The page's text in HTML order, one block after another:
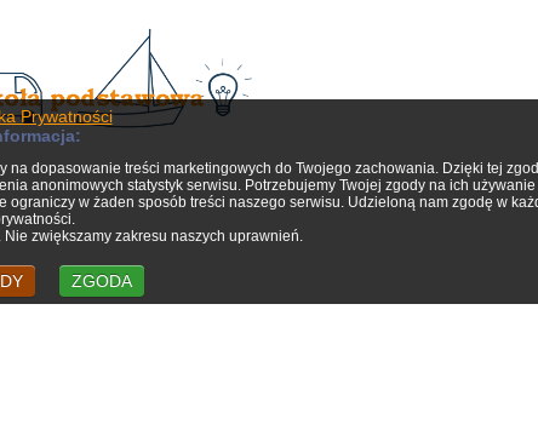
Prywatności
dopasowanie treści marketingowych do Twojego zachowania. Dzięki tej
anonimowych statystyk serwisu. Potrzebujemy Twojej zgody na ich
w żaden sposób treści naszego serwisu. Udzieloną nam zgodę w
zwiększamy zakresu naszych uprawnień.
ZGODA